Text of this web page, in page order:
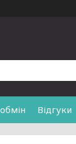
Відгуки